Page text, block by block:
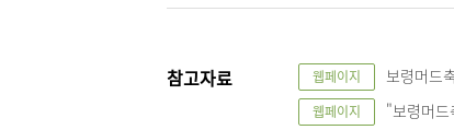
참고자료 웹페이지 보령머드
웹페이지 "보령머